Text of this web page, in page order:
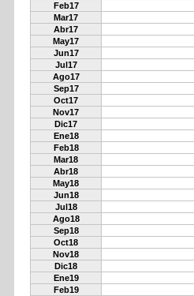
Feb17
Mar17
Abr17
May17
Jun17
Jul17
Ago17
Sep17
Oct17
Nov17
Dic17
Ene18
Feb18
Mar18
Abr18
May18
Jun18
Jul18
Ago18
Sep18
Oct18
Nov18
Dic18
Ene19
Feb19